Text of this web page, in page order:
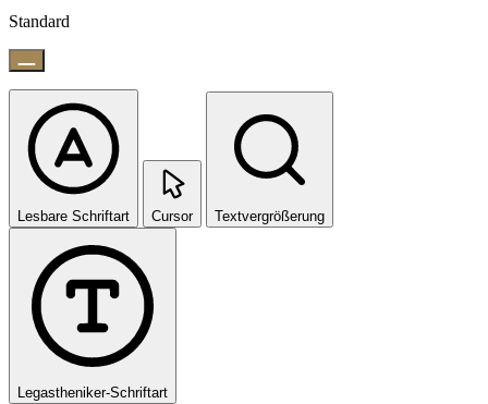
Standard
Lesbare Schriftart Cursor Textvergrößerung
Legastheniker-Schriftart